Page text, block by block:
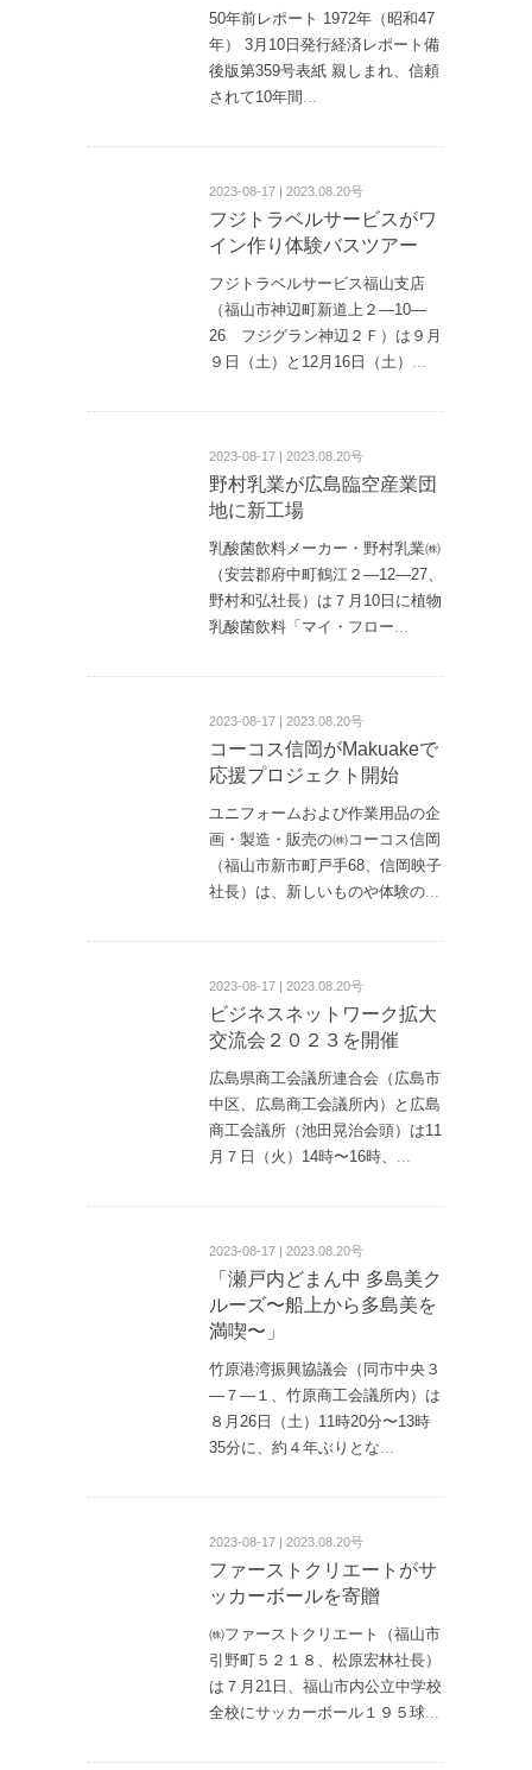
50年前レポート 1972年（昭和47
年） 3月10日発行経済レポート備
後版第359号表紙 親しまれ、信頼
されて10年間
2023-08-17 | 2023.08.20号
フジトラベルサービスがワ
イン作り体験バスツアー
フジトラベルサービス福山支店
（福山市神辺町新道上２—10—
26 フジグラン神辺２Ｆ）は９月
９日（土）と12月16日（土）
2023-08-17 | 2023.08.20号
野村乳業が広島臨空産業団
地に新工場
乳酸菌飲料メーカー・野村乳業㈱
（安芸郡府中町鶴江２—12—27、
野村和弘社長）は７月10日に植物
乳酸菌飲料「マイ・フロー
2023-08-17 | 2023.08.20号
コーコス信岡がMakuakeで
応援プロジェクト開始
ユニフォームおよび作業用品の企
画・製造・販売の㈱コーコス信岡
（福山市新市町戸手68、信岡映子
社長）は、新しいものや体験の
2023-08-17 | 2023.08.20号
ビジネスネットワーク拡大
交流会２０２３を開催
広島県商工会議所連合会（広島市
中区、広島商工会議所内）と広島
商工会議所（池田晃治会頭）は11
月７日（火）14時〜16時、
2023-08-17 | 2023.08.20号
「瀬戸内どまん中 多島美ク
ルーズ〜船上から多島美を
満喫〜」
竹原港湾振興協議会（同市中央３
—７—１、竹原商工会議所内）は
８月26日（土）11時20分〜13時
35分に、約４年ぶりとな
2023-08-17 | 2023.08.20号
ファーストクリエートがサ
ッカーボールを寄贈
㈱ファーストクリエート（福山市
引野町５２１８、松原宏林社長）
は７月21日、福山市内公立中学校
全校にサッカーボール１９５球